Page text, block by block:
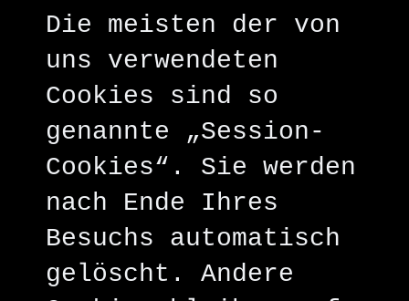
Die meisten der von
uns verwendeten
Cookies sind so
genannte „Session-
Cookies“. Sie werden
nach Ende Ihres
Besuchs automatisch
gelöscht. Andere